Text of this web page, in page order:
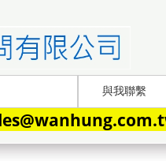
與我聯繫